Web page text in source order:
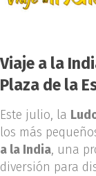
Viaje a la
Plaza de la
Este julio, la
los más
a la India, una
diversión para